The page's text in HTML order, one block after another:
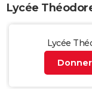
Lycée
Lycée